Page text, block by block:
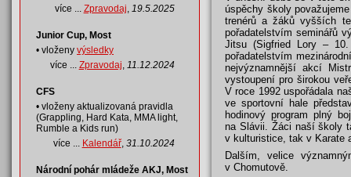
úspěchy školy
trenérů a žáků vyšších
pořadatelstvím seminářů
Jitsu (Sigfried Lory –
pořadatelstvím
nejvýznamnější akcí
vystoupení pro širokou
V roce 1992 uspořádala
ve sportovní hale
hodinový program plný
na Slávii. Žáci naší školy
v kulturistice, tak v Karate
Dalším, velice
v Chomutově.
více ... Zpravodaj, 19.5.2025
Junior Cup, Most
• vloženy výsledky
více ... Zpravodaj, 11.12.2024
CFS
• vloženy aktualizovaná pravidla
(Grappling, Hard Kata, MMA light,
Rumble a Kids run)
více ... Kalendář, 31.10.2024
Národní pohár mládeže AKJ, Most